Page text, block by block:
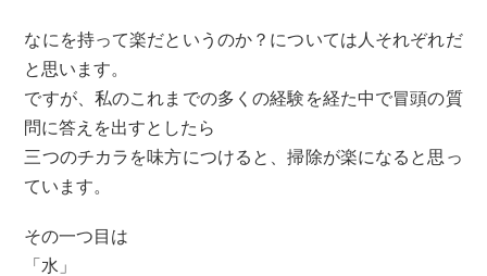
なにを持って楽だというのか？については人それぞれだ
と思います。
ですが、私のこれまでの多くの経験を経た中で冒頭の質
問に答えを出すとしたら
三つのチカラを味方につけると、掃除が楽になると思っ
ています。
その一つ目は
「水」